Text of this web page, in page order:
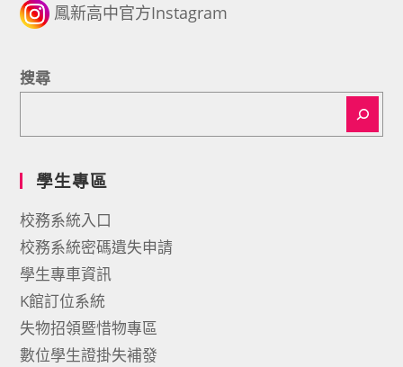
鳳新高中官方Instagram
搜尋
學生專區
校務系統入口
校務系統密碼遺失申請
學生專車資訊
K館訂位系統
失物招領暨惜物專區
數位學生證掛失補發